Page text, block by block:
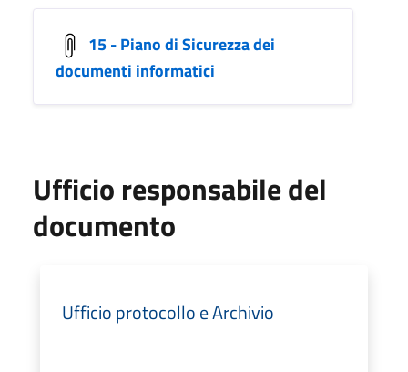
15 - Piano di Sicurezza dei
documenti informatici
Ufficio responsabile del
documento
Ufficio protocollo e Archivio